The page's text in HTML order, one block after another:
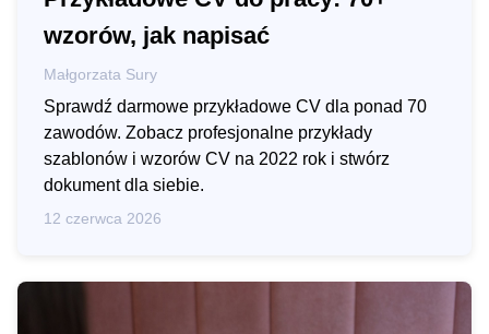
wzorów, jak napisać
Małgorzata Sury
Sprawdź darmowe przykładowe CV dla ponad 70
zawodów. Zobacz profesjonalne przykłady
szablonów i wzorów CV na 2022 rok i stwórz
dokument dla siebie.
12 czerwca 2026